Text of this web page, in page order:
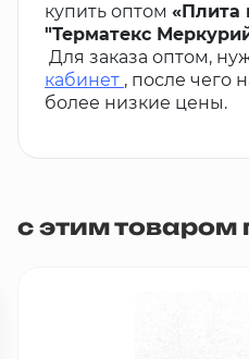
купить оптом «Плита
"Терматекс
Для заказа оптом,
кабинет , после чего
более низкие цены.
с этим товаром